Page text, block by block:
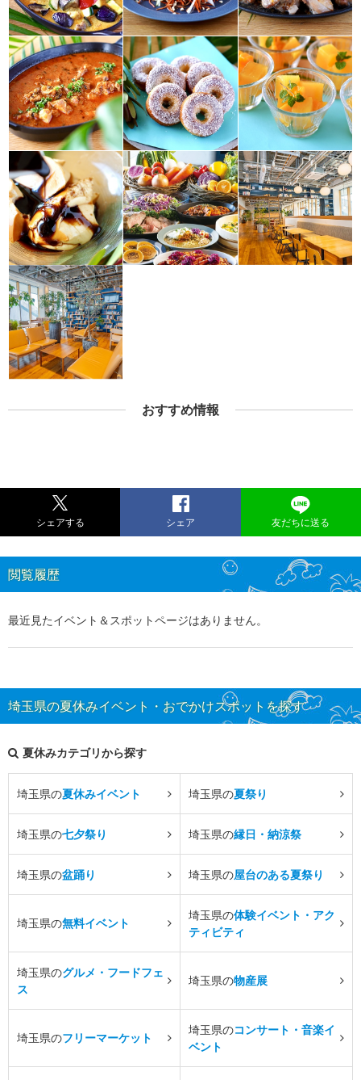
おすすめ情報
シェアする シェア 友だちに送る
閲覧履歴
最近見たイベント＆スポットページはありません。
埼玉県の夏休みイベント・おでかけスポットを探す
夏休みカテゴリから探す
埼玉県の夏休みイベント 埼玉県の夏祭り
埼玉県の七夕祭り 埼玉県の縁日・納涼祭
埼玉県の盆踊り 埼玉県の屋台のある夏祭り
埼玉県の無料イベント
埼玉県の体験イベント・アク
ティビティ
埼玉県のグルメ・フードフェ
ス
埼玉県の物産展
埼玉県のフリーマーケット
埼玉県のコンサート・音楽イ
ベント